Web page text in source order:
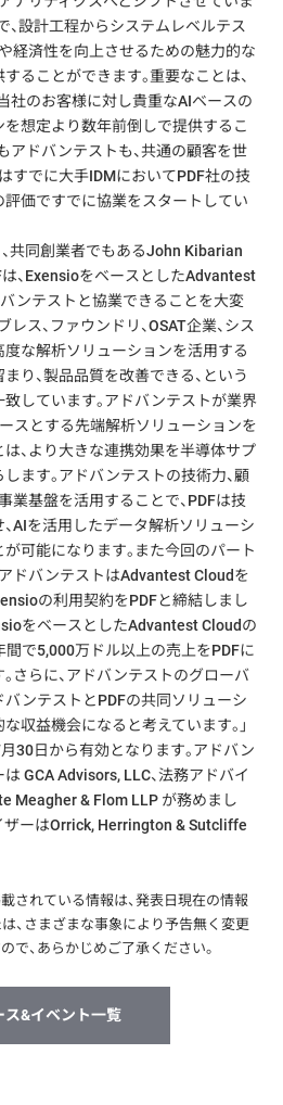
、設計工程からシステムレベルテス
経済性を向上させるための魅力的な
ることができます。重要なことは、
社のお客様に対し貴重なAIベースの
想定より数年前倒しで提供するこ
アドバンテストも、共通の顧客を世
すでに大手IDMにおいてPDF社の技
価ですでに協業をスタートしてい
共同創業者でもあるJohn Kibarian
は、ExensioをベースとしたAdvantest
ンテストと協業できることを大変
ス、ファウンドリ、OSAT企業、シス
な解析ソリューションを活用する
まり、製品品質を改善できる、という
しています。アドバンテストが業界
スとする先端解析ソリューションを
、より大きな連携効果を半導体サプ
ます。アドバンテストの技術力、顧
業基盤を活用することで、PDFは技
AIを活用したデータ解析ソリューシ
可能になります。また今回のパート
ドバンテストはAdvantest Cloudを
の利用契約をPDFと締結しまし
をベースとしたAdvantest Cloudの
間で5,000万ドル以上の売上をPDFに
さらに、アドバンテストのグローバ
ンテストとPDFの共同ソリューシ
収益機会になると考えています。」
30日から有効となります。アドバン
GCA Advisors, LLC、法務アドバイ
Meagher & Flom LLP が務めまし
ザーはOrrick, Herrington & Sutcliffe
されている情報は、発表日現在の情報
は、さまざまな事象により予告無く変更
で、あらかじめご了承ください。
ス&イベント一覧